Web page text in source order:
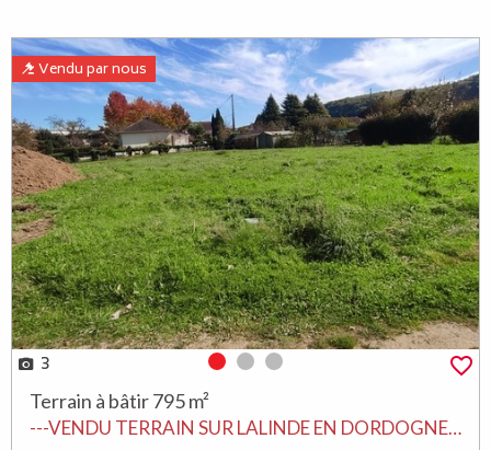
Vendu par nous
3 Photo 0
Photo 1Photo 2
Terrain à bâtir 795 m²
---VENDU TERRAIN SUR LALINDE EN DORDOGNE AVEC L'AGENCE FDIMMO LALINDE---